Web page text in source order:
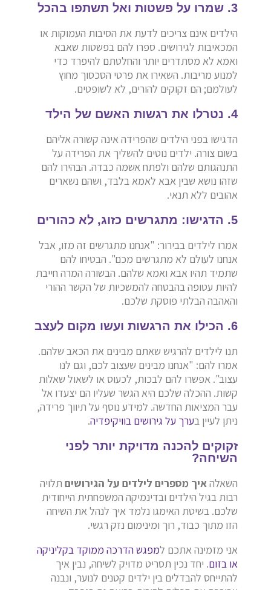
3. שמרו על פשטות ואל תשתפו בהכל
הילדים אינם צריכים לדעת את הסיבות העמוקות או
המכאיבות לגירושים. ספרו להם בפשטות שאבא
ואמא לא מסתדרים יותר והחלטתם להיפרד כדי
למנוע מריבות. השאירו את פרטי הסכסוך מחוץ
לעולמם; הם זקוקים להורים, לא לשופטים.
4. נטרלו את רגשות האשם של הילד
הדגישו בפני הילדים שהפרידה אינה קשורה אליהם
בשום צורה. ילדים נוטים להשליך את הפרידה על
התנהגותם שלהם ולפתח אשמה כבדה. הבהירו להם
שזהו נושא שבין אבא לאמא בלבד, ושהם נשארים
אהובים ללא תנאי.
5. הדגישו: מתגרשים כזוג, לא כהורים
אמרו לילדים בבירור: "אנחנו מתגרשים זה מזו, אבל
אנחנו לעולם לא מתגרשים מכם". הבטיחו להם
שתמיד תהיו אבא ואמא שלהם. הבשורה המרה חייבת
להיות עטופה בהבטחה להמשכיות של הקשר ההורי
והאהבה הבלתי פוסקת שלכם.
6. הכילו את הרגשות ועשו מקום לעצב
תנו לילדים להרגיש שאתם מבינים את הכאב שלהם.
אמרו להם: "אנחנו מבינים שעצוב לכם, וגם לנו
עצוב". אפשרו להם לבכות, לכעוס או לשאול שאלות
קשות. ההכלה שלכם היא הגשר שעליו הם יצעדו אל
עבר המציאות החדשה. למידע נוסף על תיווך פרידה,
ניתן לעיין בערך על גירושים בוויקיפדיה.
זקוקים להכנה מדויקת יותר לפני
השיחה?
השאלהאיך מספרים לילדים על הגירושיםתלויה
רבות בגיל הילדים ובדינמיקה המשפחתית הייחודית
שלכם. בשיטת האימגו נלמד איך לנהל את השיחה
הזו מתוך כבוד, רוך ומינימום נזק רגשי.
אני מזמינה אתכם למפגש הדרכה ממוקד בקליניקה
או בזום. יחד נכין תסריט מדויק לשיחה, נבין איך
להתייחס להבדלים בין ילדים קטנים לנוער, ונבנה